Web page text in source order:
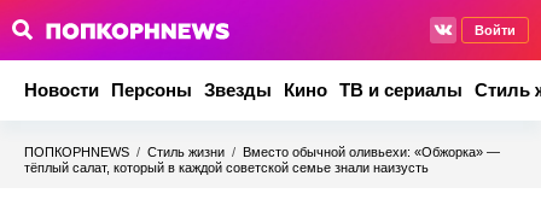
Войти
Новости Персоны Звезды Кино ТВ и сериалы Стиль
ПОПКОРНNEWS / Стиль жизни / Вместо обычной оливьехи: «Обжорка» —
тёплый салат, который в каждой советской семье знали наизусть